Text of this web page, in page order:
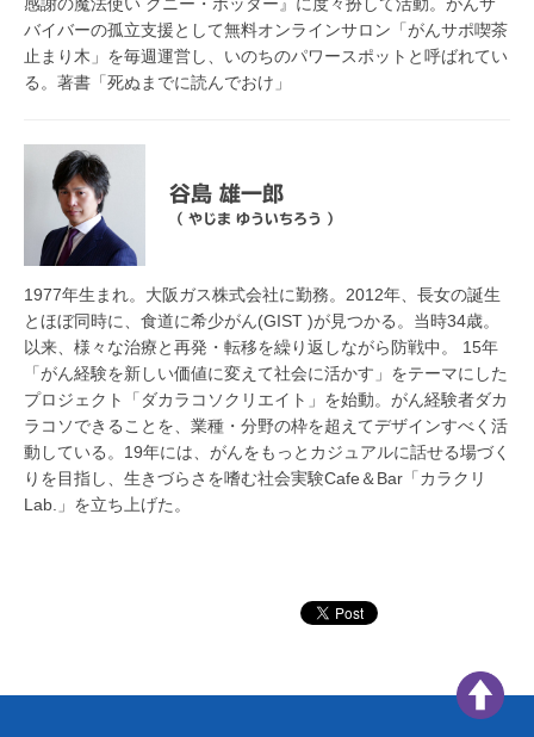
バイバーの孤立支援として無料オンラインサロン「がんサポ喫茶
止まり木」を毎週運営し、いのちのパワースポットと呼ばれてい
る。著書「死ぬまでに読んでおけ」
谷島 雄一郎
（ やじま ゆういちろう ）
1977年生まれ。大阪ガス株式会社に勤務。2012年、長女の誕生
とほぼ同時に、食道に希少がん(GIST )が見つかる。当時34歳。
以来、様々な治療と再発・転移を繰り返しながら防戦中。 15年
「がん経験を新しい価値に変えて社会に活かす」をテーマにした
プロジェクト「ダカラコソクリエイト」を始動。がん経験者ダカ
ラコソできることを、業種・分野の枠を超えてデザインすべく活
動している。19年には、がんをもっとカジュアルに話せる場づく
りを目指し、生きづらさを嗜む社会実験Cafe＆Bar「カラクリ
Lab.」を立ち上げた。